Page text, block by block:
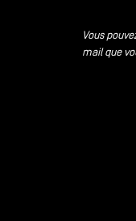
Vous
mail que